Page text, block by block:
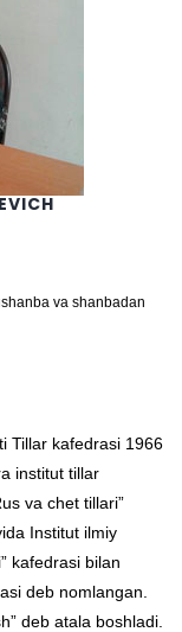
va shanbadan
Tillar kafedrasi 1966
institut tillar
va chet tillari”
Institut ilmiy
kafedrasi bilan
deb nomlangan.
deb atala boshladi.